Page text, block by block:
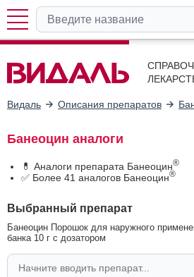
Видаль Описания препаратов
Банеоцин аналоги
💊 Аналоги препарата Банеоцин®
✅ Более 41 аналогов Банеоцин®
Выбранный препарат
Банеоцин Порошок для наружного
банка 10 г с дозатором